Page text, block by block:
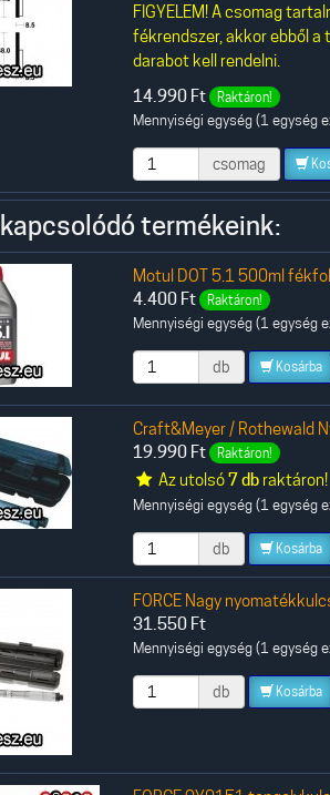
FIGYELEM! A csomag
fékrendszer, akkor ebből
darabot kell rendelni.
14.990 Ft Raktáron!
Mennyiségi egység (1 egység
csomag
termékeink:
Motul DOT 5.1 500ml
4.400 Ft Raktáron!
Mennyiségi egység (1 egység
db Kosárba
Craft&Meyer / Rothewald
19.990 Ft Raktáron!
Az utolsó7 dbraktáron!
Mennyiségi egység (1 egység
db Kosárba
FORCE Nagy
31.550 Ft
Mennyiségi egység (1 egység
db Kosárba